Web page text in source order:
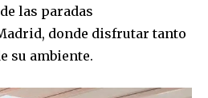
las paradas
donde disfrutar tanto
su ambiente.